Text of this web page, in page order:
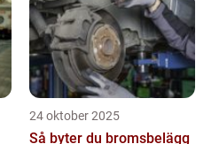
24 oktober 2025
Så byter du bromsbelägg